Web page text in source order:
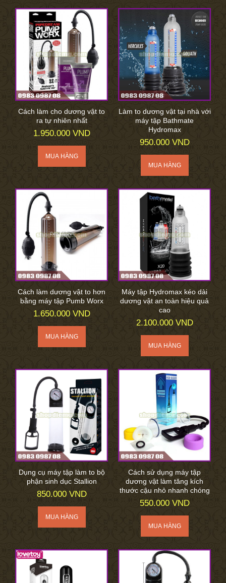
Cách làm cho dương vật to
ra tự nhiên nhất
1.950.000 VND
Làm to dương vật tại nhà với
máy tập Bathmate
Hydromax
950.000 VND
Cách làm dương vật to hơn
bằng máy tập Pumb Worx
1.650.000 VND
Máy tập Hydromax kéo dài
dương vật an toàn hiệu quả
cao
2.100.000 VND
Dụng cụ máy tập làm to bộ
phận sinh dục Stallion
850.000 VND
Cách sử dụng máy tập
dương vật làm tăng kích
thước cậu nhỏ nhanh chóng
550.000 VND